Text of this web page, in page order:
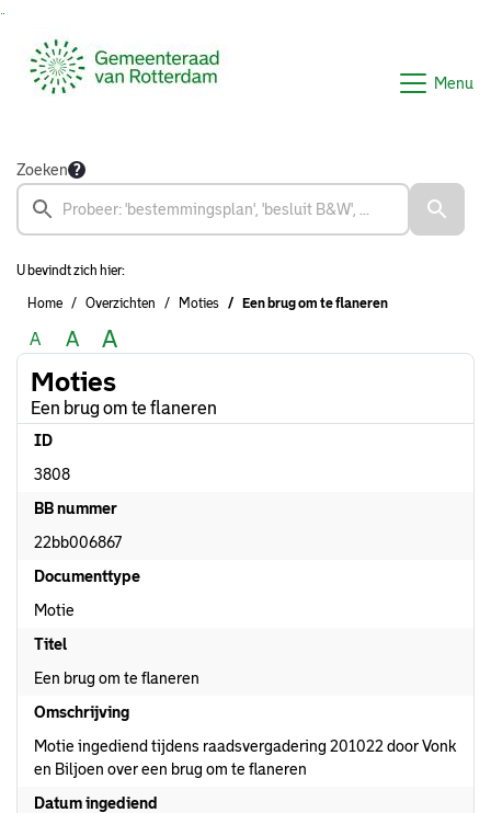
Menu
Zoeken
U bevindt zich hier:
Home Overzichten Moties Een brug om te flaneren
A A A
Moties
Een brug om te flaneren
ID
3808
BB nummer
22bb006867
Documenttype
Motie
Titel
Een brug om te flaneren
Omschrijving
Motie ingediend tijdens raadsvergadering 201022 door Vonk
en Biljoen over een brug om te flaneren
Datum ingediend